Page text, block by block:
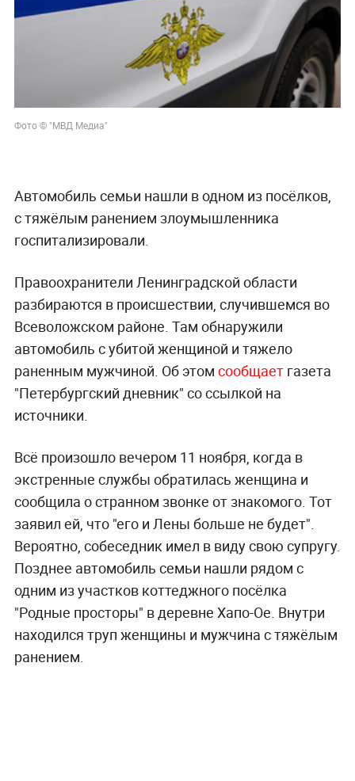
Фото © "МВД Медиа"
Автомобиль семьи нашли в одном из посёлков,
с тяжёлым ранением злоумышленника
госпитализировали.
Правоохранители Ленинградской области
разбираются в происшествии, случившемся во
Всеволожском районе. Там обнаружили
автомобиль с убитой женщиной и тяжело
раненным мужчиной. Об этом сообщаетгазета
"Петербургский дневник" со ссылкой на
источники.
Всё произошло вечером 11 ноября, когда в
экстренные службы обратилась женщина и
сообщила о странном звонке от знакомого. Тот
заявил ей, что "его и Лены больше не будет".
Вероятно, собеседник имел в виду свою супругу.
Позднее автомобиль семьи нашли рядом с
одним из участков коттеджного посёлка
"Родные просторы" в деревне Хапо-Ое. Внутри
находился труп женщины и мужчина с тяжёлым
ранением.